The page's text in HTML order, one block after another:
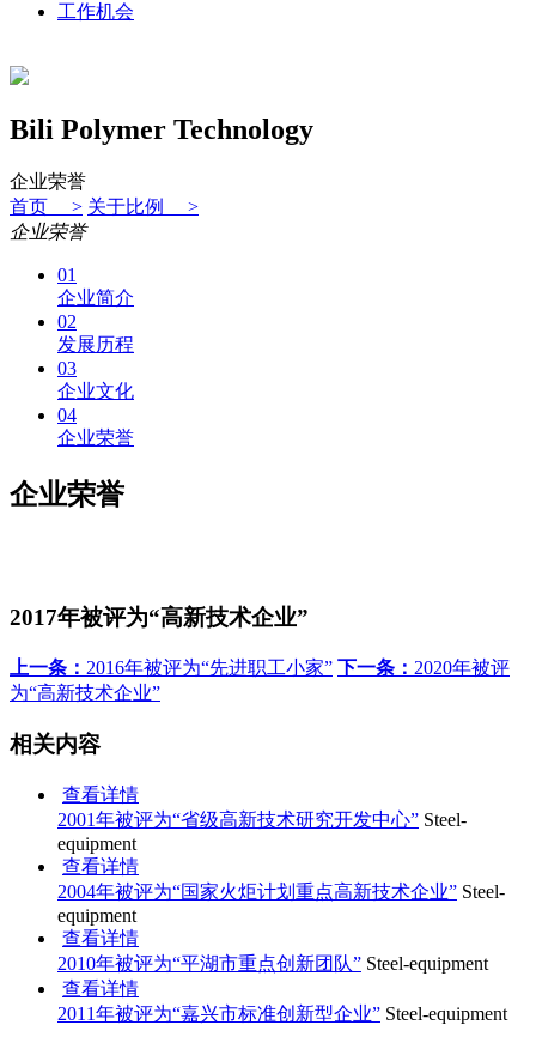
工作机会
Bili Polymer Technology
企业荣誉
首页 > 关于比例 >
企业荣誉
01
企业简介
02
发展历程
03
企业文化
04
企业荣誉
企业荣誉
2017年被评为“高新技术企业”
上一条： 2016年被评为“先进职工小家” 下一条： 2020年被评
为“高新技术企业”
相关内容
查看详情
2001年被评为“省级高新技术研究开发中心” Steel-
equipment
查看详情
2004年被评为“国家火炬计划重点高新技术企业” Steel-
equipment
查看详情
2010年被评为“平湖市重点创新团队” Steel-equipment
查看详情
2011年被评为“嘉兴市标准创新型企业” Steel-equipment